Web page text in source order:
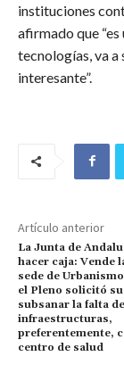
instituciones
afirmado que “es
tecnologías, va a
interesante”.
Artículo anterior
La Junta de
hacer caja: Vende
sede de
el Pleno solicitó
subsanar la falta de
infraestructuras,
preferentemente,
centro de salud